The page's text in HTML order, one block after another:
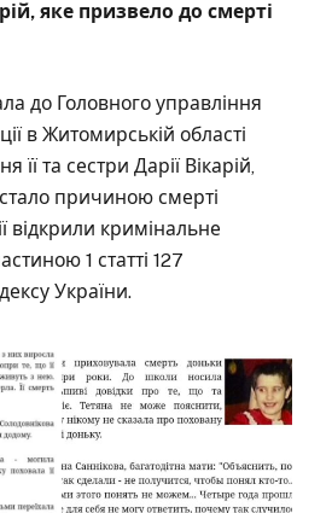
яке призвело до смерті
до Головного управління
в Житомирській області
її та сестри Дарії Вікарій,
стало причиною смерті
відкрили кримінальне
1 статті 127
України.